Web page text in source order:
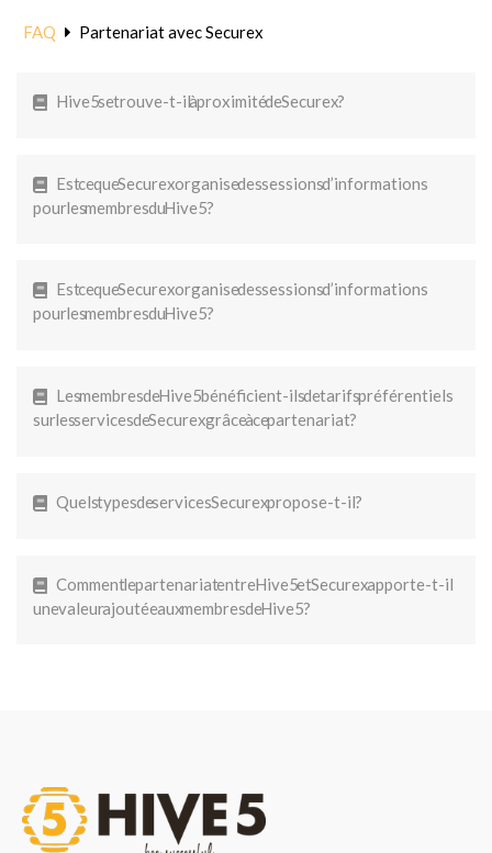
FAQ Partenariat avec Securex
Hive5 se trouve-t-il à proximité de Securex ?
Est ce que Securex organise des sessions d’informations
pour les membres du Hive5 ?
Est ce que Securex organise des sessions d’informations
pour les membres du Hive5 ?
Les membres de Hive5 bénéficient-ils de tarifs préférentiels
sur les services de Securex grâce à ce partenariat ?
Quels types de services Securex propose-t-il ?
Comment le partenariat entre Hive5 et Securex apporte-t-il
une valeur ajoutée aux membres de Hive5 ?